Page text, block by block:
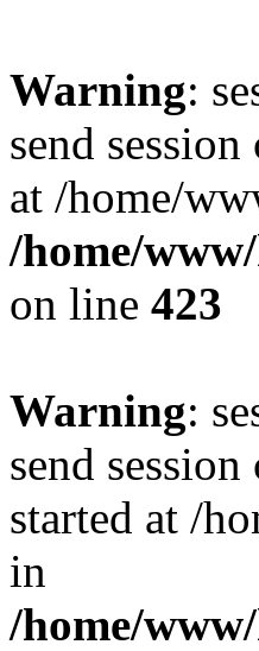
Warning:
send
at /home/
/home/
on line 423
Warning:
send
started at /
in
/home/